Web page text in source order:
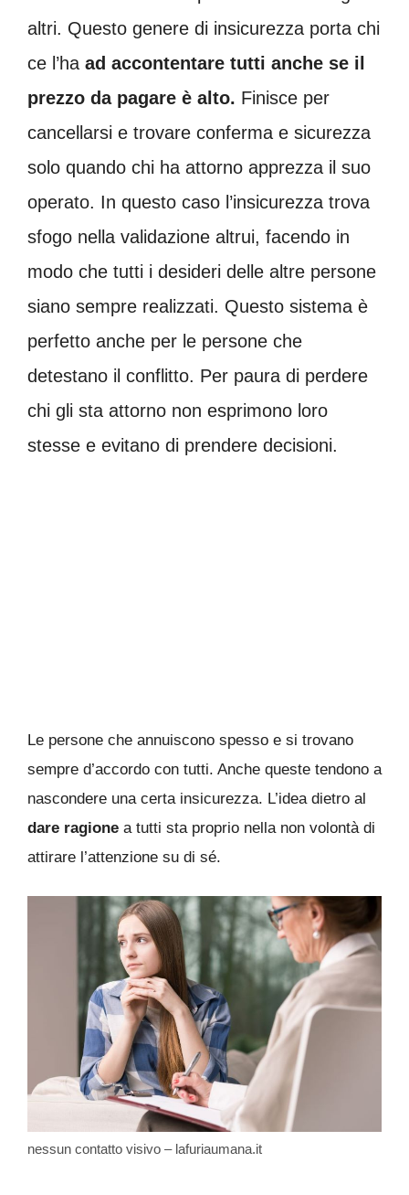
altri. Questo genere di insicurezza porta chi
ce l’ha ad accontentare tutti anche se il
prezzo da pagare è alto. Finisce per
cancellarsi e trovare conferma e sicurezza
solo quando chi ha attorno apprezza il suo
operato. In questo caso l’insicurezza trova
sfogo nella validazione altrui, facendo in
modo che tutti i desideri delle altre persone
siano sempre realizzati. Questo sistema è
perfetto anche per le persone che
detestano il conflitto. Per paura di perdere
chi gli sta attorno non esprimono loro
stesse e evitano di prendere decisioni.
Le persone che annuiscono spesso e si trovano
sempre d’accordo con tutti. Anche queste tendono a
nascondere una certa insicurezza. L’idea dietro al
dare ragione a tutti sta proprio nella non volontà di
attirare l’attenzione su di sé.
nessun contatto visivo – lafuriaumana.it